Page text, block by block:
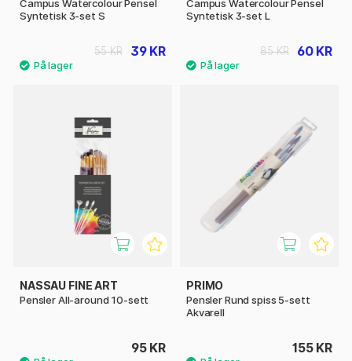
Campus Watercolour Pensel
Syntetisk 3-set S
39 KR
55 KR
Campus Watercolour Pensel
Syntetisk 3-set L
60 KR
85 KR
NASSAU FINE ART
Pensler All-around 10-sett
95 KR
PRIMO
Pensler Rund spiss 5-sett
Akvarell
155 KR